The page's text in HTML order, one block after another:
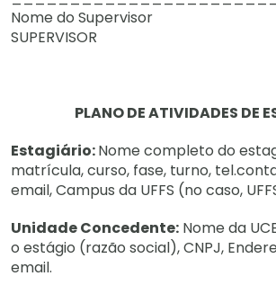
Nome do Supervisor
SUPERVISOR
PLANO DE ATIVIDADES DE
Estagiário:Nome completo do
matrícula, curso, fase, turno,
email, Campus da UFFS (no caso,
Unidade Concedente: Nome da
o estágio (razão social), CNPJ,
email.